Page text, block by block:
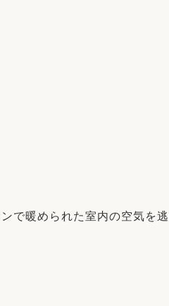
で暖められた室内の空気を逃